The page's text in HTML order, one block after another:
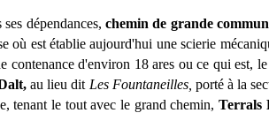
dépendances, chemin de grande
où est établie aujourd'hui une scierie
contenance d'environ 18 ares ou ce qui est,
au lieu dit Les Fountaneilles, porté à la
tenant le tout avec le grand chemin,Terrals